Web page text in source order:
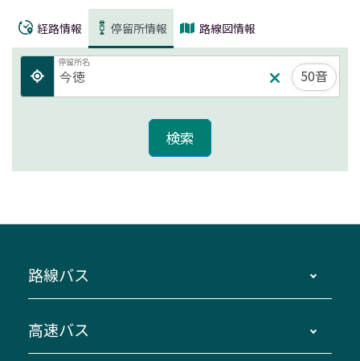
経路情報 停留所情報 路線図情報
停留所名
50音
路線バス
主要停留所案内図・時刻表
高速バス